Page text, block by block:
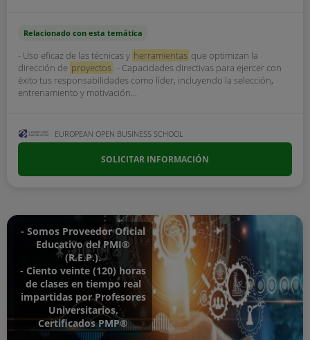
Relacionado con esta temática
- Uso eficaz de las técnicas y herramientas que optimizan la
dirección de proyectos. - Capacidades directivas para ejercer con
éxito tus responsabilidades como líder, incluyendo la selección,
entrenamiento y motivación...
EUROPEAN OPEN BUSINESS SCHOOL
SOLICITAR INFORMACIÓN
- Somos Proveedor Oficial
Educativo del PMI®
(R.E.P.).
- Ciento veinte (120) horas
de clases en tiempo real
impartidas por Profesores
Universitarios,
Certificados PMP®